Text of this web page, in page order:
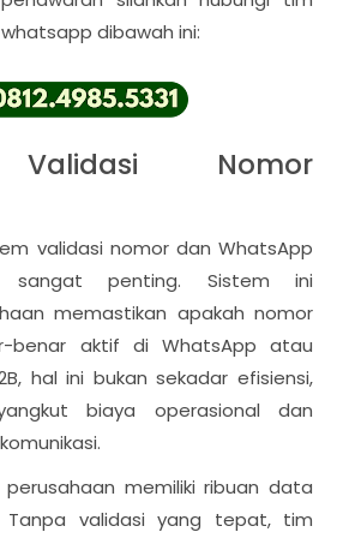
dibawah ini:
Validasi Nomor
validasi nomor dan WhatsApp
sangat penting. Sistem ini
memastikan apakah nomor
benar aktif di WhatsApp atau
hal ini bukan sekadar efisiensi,
biaya operasional dan
perusahaan memiliki ribuan data
Tanpa validasi yang tepat, tim